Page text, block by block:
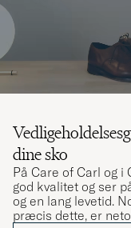
dine sko
På Care of Carl og i
god kvalitet og ser
og en lang levetid.
præcis dette, er